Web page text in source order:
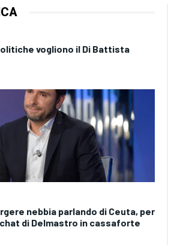
vogliono il Di Battista
nebbia parlando di Ceuta, per
di Delmastro in cassaforte